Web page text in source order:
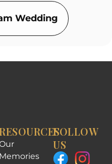
Wedding
Memories
FOLLOW
US